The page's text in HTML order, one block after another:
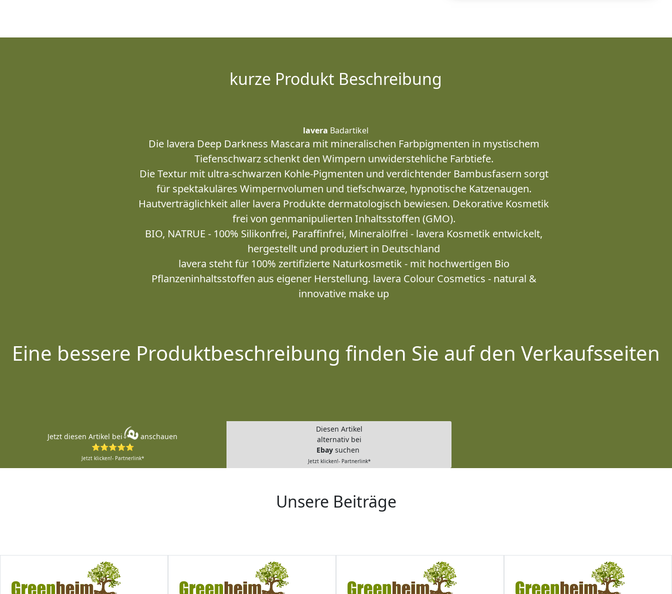
kurze Produkt Beschreibung
lavera Badartikel
Die lavera Deep Darkness Mascara mit mineralischen Farbpigmenten in mystischem
Tiefenschwarz schenkt den Wimpern unwiderstehliche Farbtiefe.
Die Textur mit ultra-schwarzen Kohle-Pigmenten und verdichtender Bambusfasern sorgt
für spektakuläres Wimpernvolumen und tiefschwarze, hypnotische Katzenaugen.
Hautverträglichkeit aller lavera Produkte dermatologisch bewiesen. Dekorative Kosmetik
frei von genmanipulierten Inhaltsstoffen (GMO).
BIO, NATRUE - 100% Silikonfrei, Paraffinfrei, Mineralölfrei - lavera Kosmetik entwickelt,
hergestellt und produziert in Deutschland
lavera steht für 100% zertifizierte Naturkosmetik - mit hochwertigen Bio
Pflanzeninhaltsstoffen aus eigener Herstellung. lavera Colour Cosmetics - natural &
innovative make up
Eine bessere Produktbeschreibung finden Sie auf den Verkaufsseiten
Jetzt diesen Artikel bei
anschauen
⭐⭐⭐⭐⭐
Jetzt klicken!- Partnerlink*
Diesen Artikel
alternativ bei
Ebay suchen
Jetzt klicken!- Partnerlink*
Unsere Beiträge